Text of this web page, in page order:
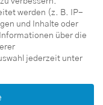
für die
werden (z. B. IP-
und Inhalte oder
über die
jederzeit unter